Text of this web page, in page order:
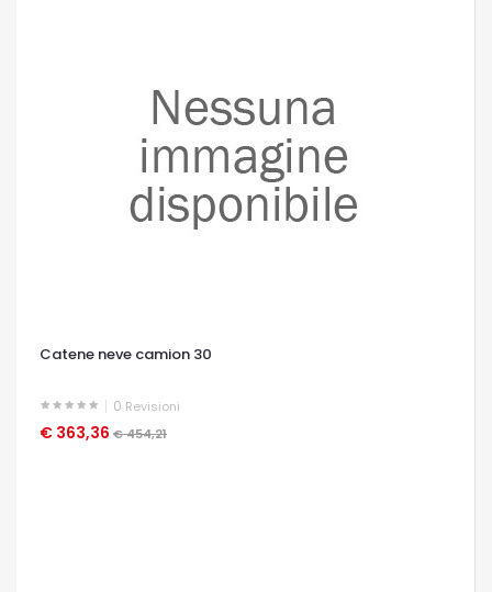
Catene neve camion 30
0 Revisioni
€ 363,36 € 454,21
OCCHIATA VELOCE